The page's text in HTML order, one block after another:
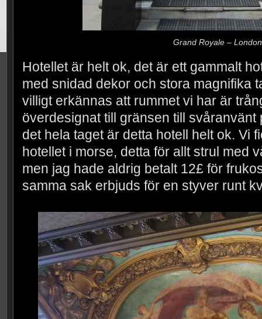
Grand Royale – London
Hotellet är helt ok, det är ett gammalt
med snidad dekor och stora magnifika
villigt erkännas att rummet vi har är
överdesignat till gränsen till svåranvänt
det hela taget är detta hotell helt ok. Vi
hotellet i morse, detta för allt strul med
men jag hade aldrig betalt 12£ för
samma sak erbjuds för en styver runt